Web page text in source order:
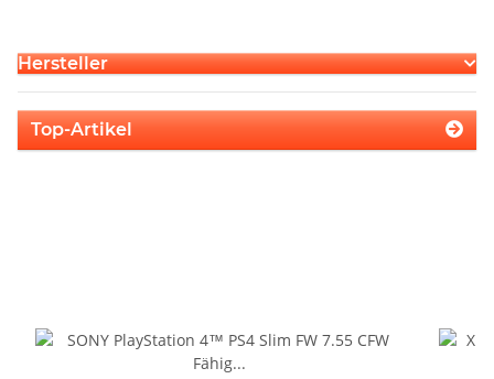
Hersteller
Top-Artikel